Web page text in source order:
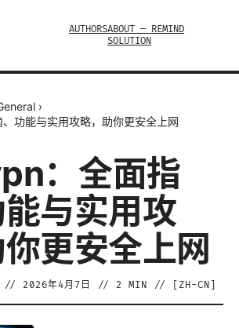
AUTHORSABOUT — REMIND
SOLUTION
›
功能与实用攻略，助你更安全上网
：全面指
与实用攻
更安全上网
// 2026年4月7日 // 2 MIN // [ ZH-CN